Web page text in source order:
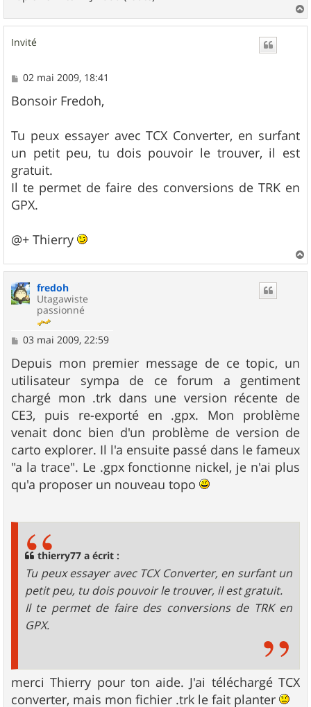
a
Invité
M
s
s
g
e
02 mai 2009, 18:41
Bonsoir Fredoh,
Tu peux essayer avec TCX Converter, en surfant
un petit peu, tu dois pouvoir le trouver, il est
gratuit.
Il te permet de faire des conversions de TRK en
GPX.
@+ Thierry
a
fredoh
Utagawiste
passionné
M
s
s
a
g
e
03 mai 2009, 22:59
Depuis mon premier message de ce topic, un
utilisateur sympa de ce forum a gentiment
chargé mon .trk dans une version récente de
CE3, puis re-exporté en .gpx. Mon problème
venait donc bien d'un problème de version de
carto explorer. Il l'a ensuite passé dans le fameux
"a la trace". Le .gpx fonctionne nickel, je n'ai plus
qu'a proposer un nouveau topo
thierry77 a écrit :
Tu peux essayer avec TCX Converter, en surfant un
petit peu, tu dois pouvoir le trouver, il est gratuit.
Il te permet de faire des conversions de TRK en
GPX.
merci Thierry pour ton aide. J'ai téléchargé TCX
converter, mais mon fichier .trk le fait planter